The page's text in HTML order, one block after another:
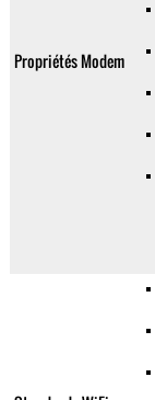
Propriétés Modem